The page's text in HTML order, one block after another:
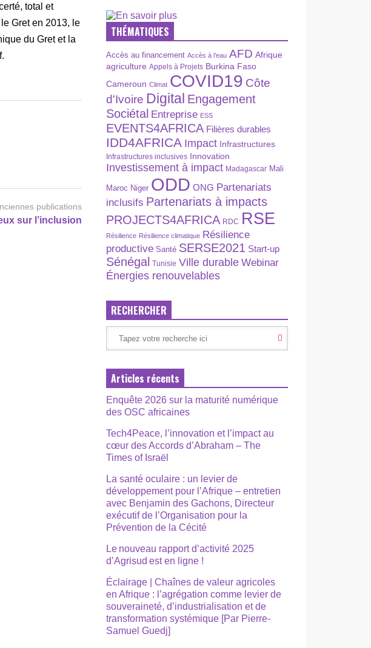
total et
Gret en 2013, le
du Gret et la
publications
sur l’inclusion
THÉMATIQUES
Accès au financement Accès à l’eau AFD Afrique
agriculture Appels à Projets Burkina Faso
Cameroun Climat COVID19 Côte
d'Ivoire Digital Engagement
Sociétal Entreprise ESS
EVENTS4AFRICA Filières durables
IDD4AFRICA Impact Infrastructures
Infrastructures inclusives Innovation
Investissement à impact Madagascar Mali
Maroc Niger ODD ONG Partenariats
inclusifs Partenariats à impacts
PROJECTS4AFRICA RDC RSE
Résilience Résilience climatique Résilience
productive Santé SERSE2021 Start-up
Sénégal Tunisie Ville durable Webinar
Énergies renouvelables
RECHERCHER
Articles récents
Enquête 2026 sur la maturité numérique
des OSC africaines
Tech4Peace, l’innovation et l’impact au
cœur des Accords d’Abraham – The
Times of Israël
La santé oculaire : un levier de
développement pour l’Afrique – entretien
avec Benjamin des Gachons, Directeur
exécutif de l’Organisation pour la
Prévention de la Cécité
Le nouveau rapport d’activité 2025
d’Agrisud est en ligne !
Éclairage | Chaînes de valeur agricoles
en Afrique : l’agrégation comme levier de
souveraineté, d’industrialisation et de
transformation systémique [Par Pierre-
Samuel Guedj]